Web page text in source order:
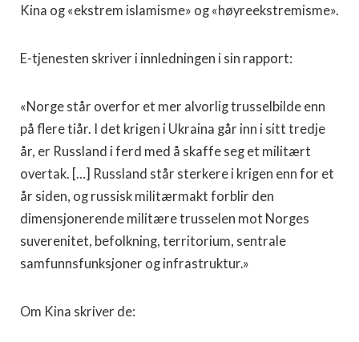
Kina og «ekstrem islamisme» og «høyreekstremisme».
E-tjenesten skriver i innledningen i sin rapport:
«Norge står overfor et mer alvorlig trusselbilde enn
på flere tiår. I det krigen i Ukraina går inn i sitt tredje
år, er Russland i ferd med å skaffe seg et militært
overtak. […] Russland står sterkere i krigen enn for et
år siden, og russisk militærmakt forblir den
dimensjonerende militære trusselen mot Norges
suverenitet, befolkning, territorium, sentrale
samfunnsfunksjoner og infrastruktur.»
Om Kina skriver de: